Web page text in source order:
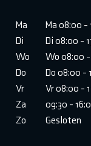
Ma
Ma 08:00 -
Di
Di 08:00 -
Wo
Wo 08:00
Do
Do 08:00 -
Vr
Vr 08:00 -
Za
09:30 -
Zo
Gesloten